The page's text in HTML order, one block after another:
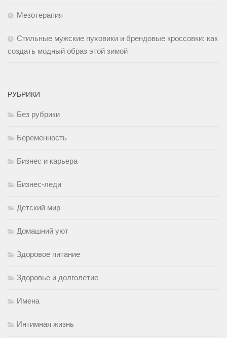
Мезотерапия
Стильные мужские пуховики и брендовые кроссовки: как
создать модный образ этой зимой
РУБРИКИ
Без рубрики
Беременность
Бизнес и карьера
Бизнес-леди
Детский мир
Домашний уют
Здоровое питание
Здоровье и долголетие
Имена
Интимная жизнь